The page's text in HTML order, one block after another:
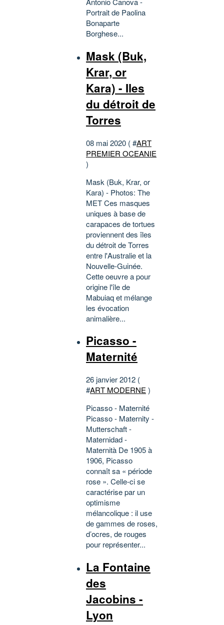
Portrait de Paolina
Bonaparte
Borghese...
Mask (Buk,
Krar, or
Kara) - Iles
du détroit de
Torres
08 mai 2020 ( #ART
PREMIER OCEANIE
)
Mask (Buk, Krar, or
Kara) - Photos: The
MET Ces masques
uniques à base de
carapaces de tortues
proviennent des îles
du détroit de Torres
entre l'Australie et la
Nouvelle-Guinée.
Cette oeuvre a pour
origine l'île de
Mabuiaq et mélange
les évocation
animalière...
Picasso -
Maternité
26 janvier 2012 (
#ART MODERNE )
Picasso - Maternité
Picasso - Maternity -
Mutterschaft -
Maternidad -
Maternità De 1905 à
1906, Picasso
connaît sa « période
rose ». Celle-ci se
caractérise par un
optimisme
mélancolique : il use
de gammes de roses,
d’ocres, de rouges
pour représenter...
La Fontaine
des
Jacobins -
Lyon